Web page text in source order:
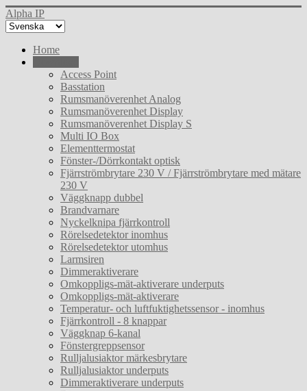
Alpha IP
Home
Access Point
Basstation
Rumsmanöverenhet Analog
Rumsmanöverenhet Display
Rumsmanöverenhet Display S
Multi IO Box
Elementtermostat
Fönster-/Dörrkontakt optisk
Fjärrströmbrytare 230 V / Fjärrströmbrytare med mätare
230 V
Väggknapp dubbel
Brandvarnare
Nyckelknipa fjärrkontroll
Rörelsedetektor inomhus
Rörelsedetektor utomhus
Larmsiren
Dimmeraktiverare
Omkoppligs-mät-aktiverare underputs
Omkoppligs-mät-aktiverare
Temperatur- och luftfuktighetssensor - inomhus
Fjärrkontroll - 8 knappar
Väggknap 6-kanal
Fönstergreppsensor
Rulljalusiaktor märkesbrytare
Rulljalusiaktor underputs
Dimmeraktiverare underputs